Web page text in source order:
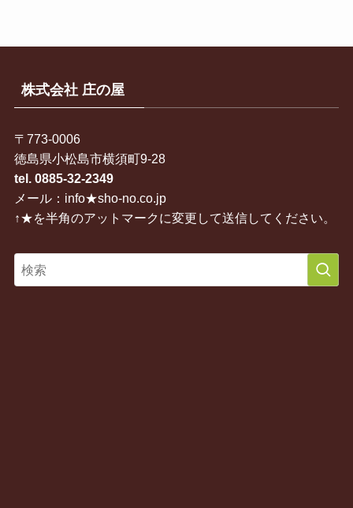
株式会社 庄の屋
〒773-0006
徳島県小松島市横須町9-28
tel. 0885-32-2349
メール：info★sho-no.co.jp
↑★を半角のアットマークに変更して送信してください。